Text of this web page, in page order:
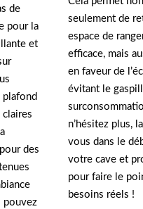
de
pour la
et
plafond
claires
des
pouvez
seulement de
espace de
efficace, mais
en faveur de
évitant le
n’hésitez plus,
vous dans le
votre cave et
pour faire le
besoins réels !